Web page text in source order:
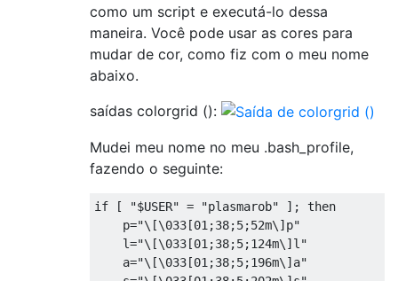
como um script e executá-lo dessa
maneira. Você pode usar as cores para
mudar de cor, como fiz com o meu nome
abaixo.
saídas colorgrid ():
Mudei meu nome no meu .bash_profile,
fazendo o seguinte:
if [ "$USER" = "plasmarob" ];
then
    p
="\[\033[01;38;5;52m\]p"
    l
="\[\033[01;38;5;124m\]l"
    a
="\[\033[01;38;5;196m\]a"